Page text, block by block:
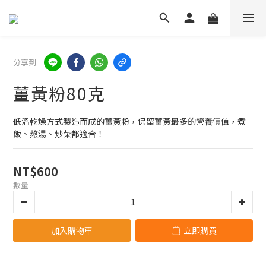
分享到
薑黃粉80克
低溫乾燥方式製造而成的薑黃粉，保留薑黃最多的營養價值，煮
飯、熬湯、炒菜都適合！
NT$600
數量
加入購物車 立即購買